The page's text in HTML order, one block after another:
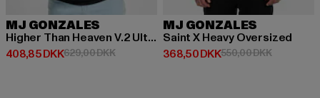
MJ GONZALES
Higher Than Heaven V.2 Ultra Heavy
408,85 DKK
Nuværende pris: 408,85 DKK
629,00 DKKKampagnepris: 629,00 DKK
MJ GONZALES
Saint X Heavy Oversized
368,50 DKK
Nuværende pris: 368,50 DKK
550,00 DKK